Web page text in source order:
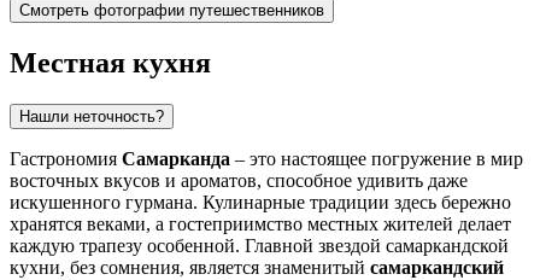
Смотреть фотографии путешественников
Местная кухня
Нашли неточность?
Гастрономия Самарканда – это настоящее погружение в мир
восточных вкусов и ароматов, способное удивить даже
искушенного гурмана. Кулинарные традиции здесь бережно
хранятся веками, а гостеприимство местных жителей делает
каждую трапезу особенной. Главной звездой самаркандской
кухни, без сомнения, является знаменитый самаркандский